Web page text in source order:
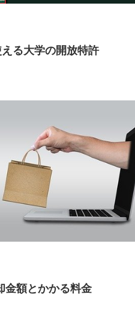
える大学の開放特許
金額とかかる料金